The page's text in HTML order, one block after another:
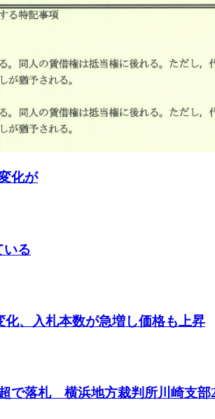
化が
いる
、入札本数が急増し価格も上昇
で落札 横浜地方裁判所川崎支部